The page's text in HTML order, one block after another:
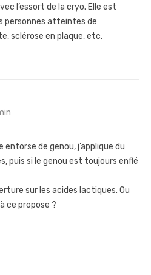
l’essort de la cryo. Elle est
personnes atteintes de
sclérose en plaque, etc.
entorse de genou, j’applique du
puis si le genou est toujours enflé
sur les acides lactiques. Ou
ce propose ?